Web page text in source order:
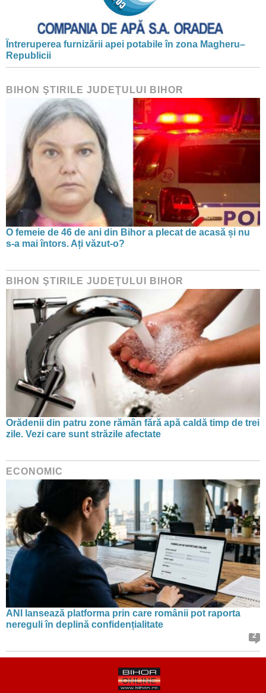
Întreruperea furnizării apei potabile în zona Magheru–
Republicii
BIHON ŞTIRILE JUDEŢULUI BIHOR
O femeie de 46 de ani din Bihor a plecat de acasă și nu
s-a mai întors. Ați văzut-o?
BIHON ŞTIRILE JUDEŢULUI BIHOR
Orădenii din patru zone rămân fără apă caldă timp de trei
zile. Vezi care sunt străzile afectate
ECONOMIC
ANI lansează platforma prin care românii pot raporta
nereguli în deplină confidențialitate
2